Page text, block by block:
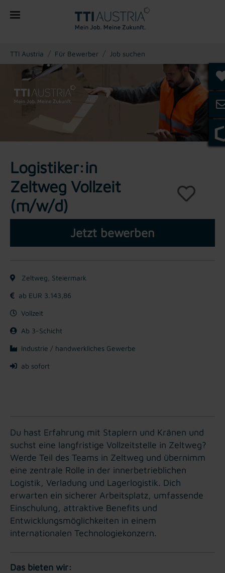
You are here:
TTI Austria Für Bewerber Job suchen
Logistiker:in
Zeltweg Vollzeit
(m/w/d)
Jetzt bewerben
Zeltweg, Steiermark
ab EUR 3.143,86
Vollzeit
Ab 3-Schicht
Industrie / handwerkliches Gewerbe
ab sofort
Du hast Erfahrung mit Staplern und Kränen und
suchst eine langfristige Vollzeitstelle in Zeltweg?
Werde Teil des Teams in Zeltweg und übernimm
eine zentrale Rolle in der innerbetrieblichen
Logistik, Verladung und Lagerlogistik. Dich
erwarten ein sicherer Arbeitsplatz, umfassende
Einschulung, attraktive Benefits und
Entwicklungsmöglichkeiten in einem
internationalen Technologiekonzern.
Das bieten wir: